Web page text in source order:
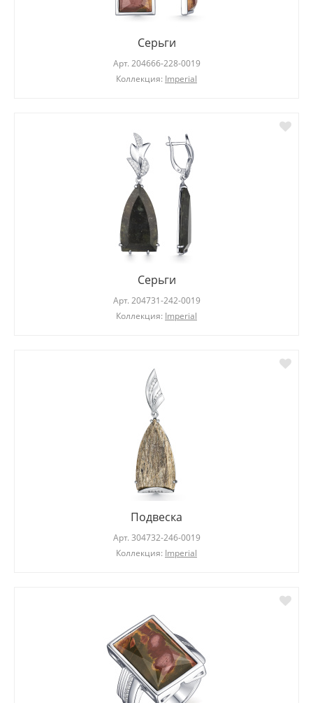
Серьги
Арт. 204666-228-0019
Коллекция: Imperial
Серьги
Арт. 204731-242-0019
Коллекция: Imperial
Подвеска
Арт. 304732-246-0019
Коллекция: Imperial